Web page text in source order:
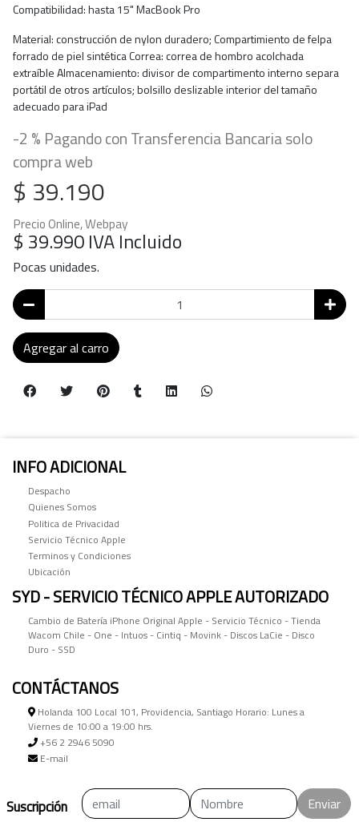
Compatibilidad: hasta 15" MacBook Pro
Material: construcción de nylon duradero; Compartimiento de felpa
forrado de piel sintética Correa: correa de hombro acolchada
extraíble Almacenamiento: divisor de compartimento interno separa
portátil de otros artículos; bolsillo deslizable interior del tamaño
adecuado para iPad
-2 % Pagando con Transferencia Bancaria solo
compra web
$ 39.190
Precio Online, Webpay
$ 39.990IVA Incluido
Pocas unidades.
Agregar al carro
INFO ADICIONAL
Despacho
Quienes Somos
Politica de Privacidad
Servicio Técnico Apple
Terminos y Condiciones
Ubicación
SYD - SERVICIO TÉCNICO APPLE AUTORIZADO
Cambio de Batería iPhone Original Apple - Servicio Técnico - Tienda
Wacom Chile - One - Intuos - Cintiq - Movink - Discos LaCie - Disco
Duro - SSD
CONTÁCTANOS
Holanda 100 Local 101, Providencia, Santiago Horario: Lunes a
Viernes de 10:00 a 19:00 hrs.
+56 2 2946 5090
E-mail
Suscripción Enviar